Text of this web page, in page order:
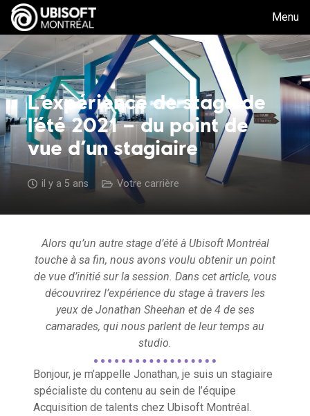
Menu
L’expérience de stage de
l’été 2021 – du point de
vue d’un stagiaire
il y a 5 ans Votre carrière
Alors qu’un autre stage d’été à Ubisoft Montréal
touche à sa fin, nous avons voulu obtenir un point
de vue d’initié sur la session. Dans cet article, vous
découvrirez l’expérience du stage à travers les
yeux de Jonathan Sheehan et de 4 de ses
camarades, qui nous parlent de leur temps au
studio.
Bonjour, je m’appelle Jonathan, je suis un stagiaire
spécialiste du contenu au sein de l’équipe
Acquisition de talents chez Ubisoft Montréal.